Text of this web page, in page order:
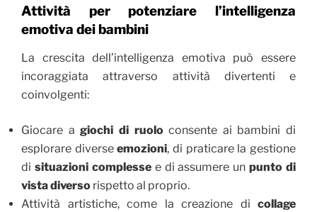
Attività per potenziare l’intelligenza
emotiva dei bambini
La crescita dell’intelligenza emotiva può essere
incoraggiata attraverso attività divertenti e
coinvolgenti:
Giocare agiochi di ruoloconsente ai bambini di
esplorare diverseemozioni, di praticare la gestione
di situazioni complessee di assumere unpunto di
vista diverso rispetto al proprio.
Attività artistiche, come la creazione di collage